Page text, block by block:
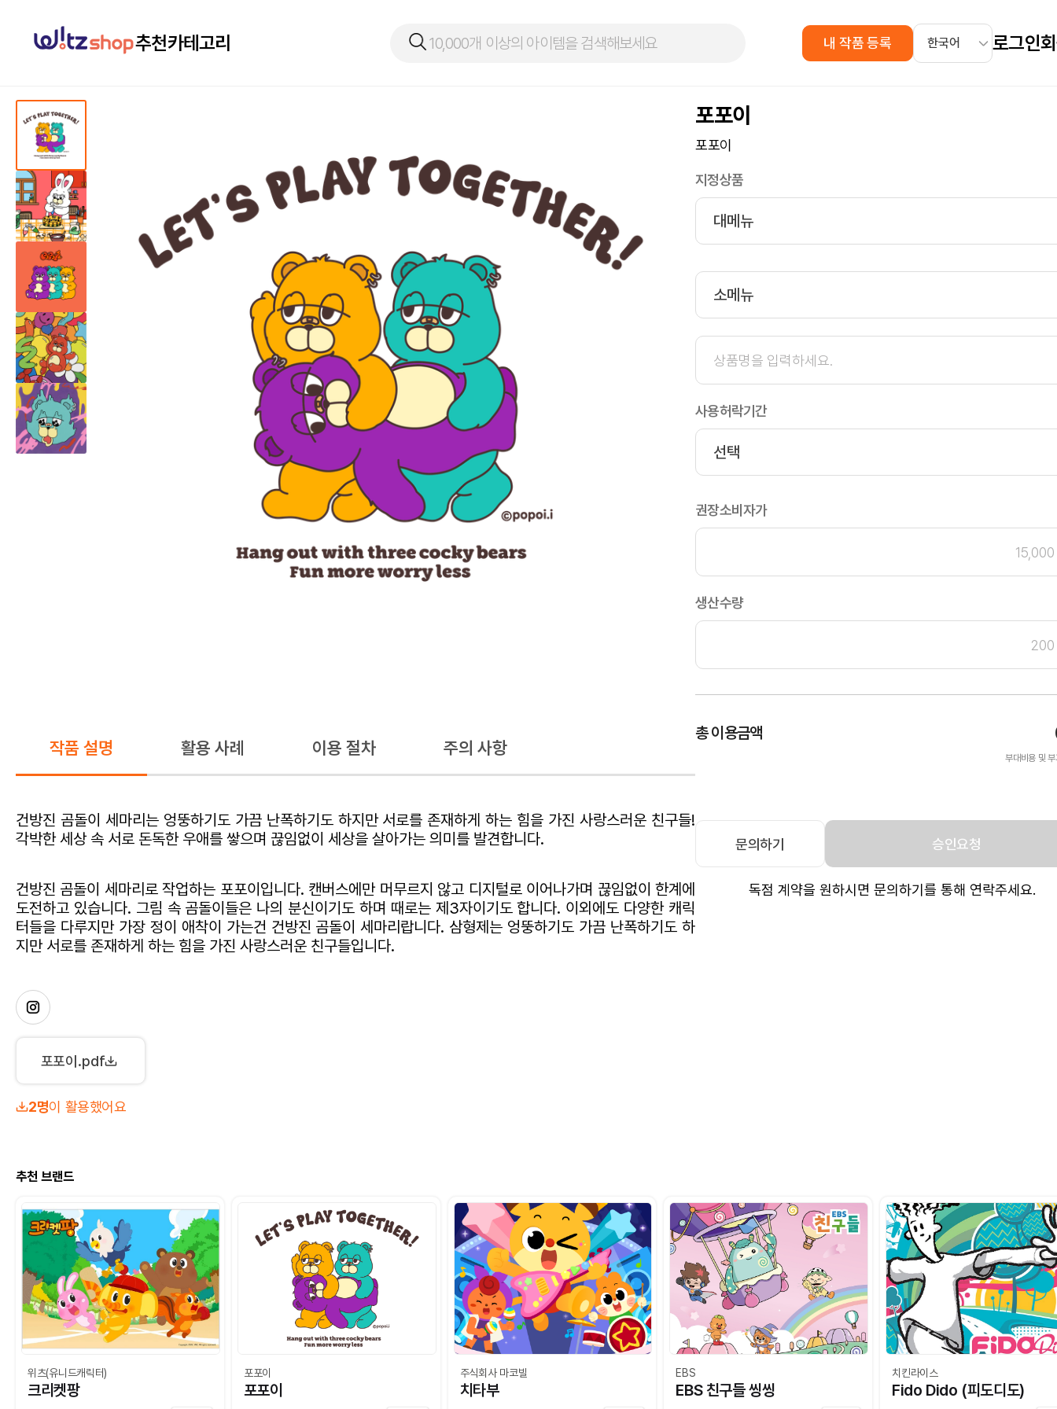
추천카테고리 내 작품 등록 로그인
작품 설명 활용 사례 이용 절차 주의 사항
건방진 곰돌이 세마리는 엉뚱하기도 가끔 난폭하기도 하지만 서로를 존재하게 하는 힘을 가진 사랑스러운 친구들!
각박한 세상 속 서로 돈독한 우애를 쌓으며 끊임없이 세상을 살아가는 의미를 발견합니다.
건방진 곰돌이 세마리로 작업하는 포포이입니다. 캔버스에만 머무르지 않고 디지털로 이어나가며 끊임없이 한계에
도전하고 있습니다. 그림 속 곰돌이들은 나의 분신이기도 하며 때로는 제3자이기도 합니다. 이외에도 다양한 캐릭
터들을 다루지만 가장 정이 애착이 가는건 건방진 곰돌이 세마리랍니다. 삼형제는 엉뚱하기도 가끔 난폭하기도 하
지만 서로를 존재하게 하는 힘을 가진 사랑스러운 친구들입니다.
포포이.pdf
2명이 활용했어요
포포이
포포이
지정상품
사용허락기간
권장소비자가
생산수량
총 이용금액
부대비용 및
문의하기 승인요청
독점 계약을 원하시면 문의하기를 통해 연락주세요.
추천 브랜드
위츠(유니드캐릭터)
크리켓팡
포포이
포포이
주식회사 마코빌
치타부
EBS
EBS 친구들 씽씽
치킨라이스
Fido Dido (피도디도)